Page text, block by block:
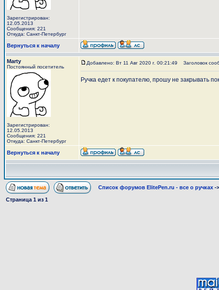
Зарегистрирован:
12.05.2013
Сообщения: 221
Откуда: Санкт-Петербург
Вернуться к началу
Marty
Постоянный посетитель
Зарегистрирован:
12.05.2013
Сообщения: 221
Откуда: Санкт-Петербург
Добавлено: Вт 11 Авг 2020 г. 00:21:49 Заголовок
Ручка едет к покупателю, прошу не закрывать
Вернуться к началу
Список форумов ElitePen.ru - все о ручках -
Страница 1 из 1